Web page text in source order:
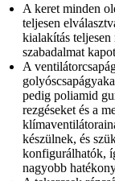
A keret minden
teljesen
kialakítás
szabadalmat
A
pedig poliamid
rezgéseket és a
készülnek, és
konfigurálhatók,
nagyobb